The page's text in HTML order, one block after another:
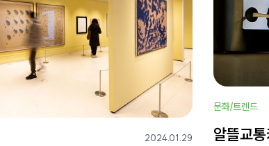
2024.01.29
문화/트렌드
알뜰교